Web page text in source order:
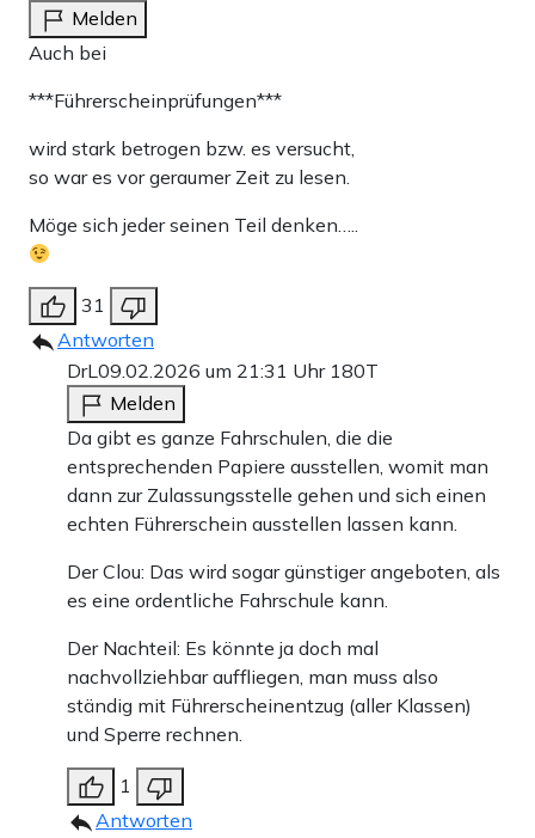
Melden
Auch bei
***Führerscheinprüfungen***
wird stark betrogen bzw. es versucht,
so war es vor geraumer Zeit zu lesen.
Möge sich jeder seinen Teil denken…..
31
Antworten
DrL09.02.2026 um 21:31 Uhr 180T
Melden
Da gibt es ganze Fahrschulen, die die
entsprechenden Papiere ausstellen, womit man
dann zur Zulassungsstelle gehen und sich einen
echten Führerschein ausstellen lassen kann.
Der Clou: Das wird sogar günstiger angeboten, als
es eine ordentliche Fahrschule kann.
Der Nachteil: Es könnte ja doch mal
nachvollziehbar auffliegen, man muss also
ständig mit Führerscheinentzug (aller Klassen)
und Sperre rechnen.
1
Antworten